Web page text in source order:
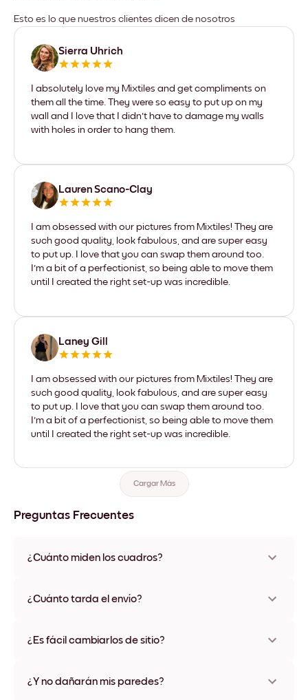
Esto es lo que nuestros clientes dicen de nosotros
Sierra Uhrich
I absolutely love my Mixtiles and get compliments on
them all the time. They were so easy to put up on my
wall and I love that I didn't have to damage my walls
with holes in order to hang them.
Lauren Scano-Clay
I am obsessed with our pictures from Mixtiles! They are
such good quality, look fabulous, and are super easy
to put up. I love that you can swap them around too.
I'm a bit of a perfectionist, so being able to move them
until I created the right set-up was incredible.
Laney Gill
I am obsessed with our pictures from Mixtiles! They are
such good quality, look fabulous, and are super easy
to put up. I love that you can swap them around too.
I'm a bit of a perfectionist, so being able to move them
until I created the right set-up was incredible.
Cargar Más
Preguntas Frecuentes
¿Cuánto miden los cuadros?
varios materiales y colores de marco, incluidas opciones sin
¿Cuánto tarda el envío?
disponibles en algunos países. Te enviaremos un número de
¿Es fácil cambiarlos de sitio?
ningún daño
¿Y no dañarán mis paredes?